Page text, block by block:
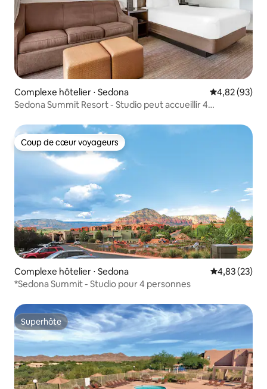
Complexe hôtelier ⋅ Sedona Évaluation
4,82 (93)
Sedona Summit Resort - Studio peut accueillir 4
Coup de cœur voyageurs
Coup de cœur voyageurs
Complexe hôtelier ⋅ Sedona Évaluation
4,83 (23)
*Sedona Summit - Studio pour 4 personnes
Superhôte
Superhôte